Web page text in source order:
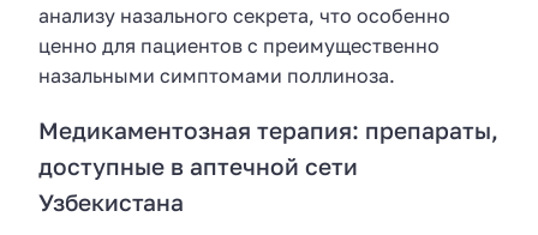
анализу назального секрета, что особенно
ценно для пациентов с преимущественно
назальными симптомами поллиноза.
Медикаментозная терапия: препараты,
доступные в аптечной сети
Узбекистана